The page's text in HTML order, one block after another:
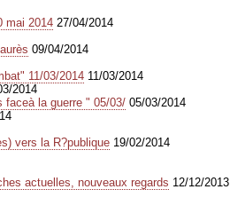
mai 2014 27/04/2014
09/04/2014
11/03/2014 11/03/2014
2014
faceà la guerre " 05/03/ 05/03/2014
vers la R?publique 19/02/2014
actuelles, nouveaux regards 12/12/2013